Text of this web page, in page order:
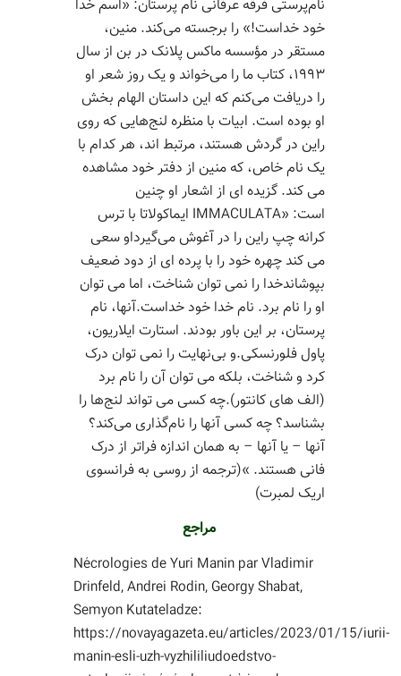
نام‌پرستی فرقه عرفانی نام پرستان: «اسم خدا
خود خداست!» را برجسته می‌کند. منین،
مستقر در مؤسسه ماکس پلانک در بن از سال
۱۹۹۳، کتاب ما را می‌خواند و یک روز شعر او
را دریافت می‌کنم که این داستان الهام بخش
او بوده است. ابیات با منظره لنج‌هایی که روی
راین در گردش هستند، مرتبط اند، هر کدام با
یک نام خاص، که منین از دفتر خود مشاهده
می کند. گزیده ای از اشعار او چنین
است: «IMMACULATA ایماکولاتا با ترس
کرانه چپ راین را در آغوش می‌گیرداو سعی
می کند چهره خود را با پرده ای از دود ضعیف
بپوشاندخدا را نمی توان شناخت، اما می توان
او را نام برد. نام خدا خود خداست.آنها، نام
پرستان، بر این باور بودند. استارت ایلاریون،
پاول فلورنسکی.و بی‌‌نهایت‌ را نمی توان درک
کرد و شناخت، بلکه می توان آن را نام برد
(الف های کانتور).چه کسی می تواند لنج‌ها را
بشناسد؟ چه کسی آنها را نام‌گذاری می‌کند؟
آنها – یا آنها – به همان اندازه فراتر از درک
فانی هستند. »(ترجمه از روسی به فرانسوی
اریک لمبرت)
مراجع
Nécrologies de Yuri Manin par Vladimir
Drinfeld, Andrei Rodin, Georgy Shabat,
Semyon Kutateladze:
https://novayagazeta.eu/articles/2023/01/15/iurii-
manin-esli-uzh-vyzhililiudoedstvo-